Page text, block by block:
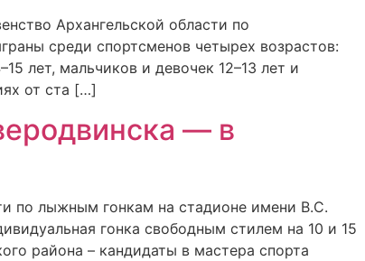
Архангельской области по
среди спортсменов четырех возрастов:
лет, мальчиков и девочек 12–13 лет и
от ста […]
— в
по лыжным гонкам на стадионе имени В.С.
гонка свободным стилем на 10 и 15
района – кандидаты в мастера спорта